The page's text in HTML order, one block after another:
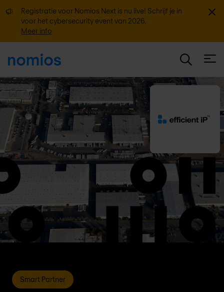
Registratie voor Nomios Next is nu live! Schrijf je in
voor het cybersecurity event van 2026.
Meer info
Home
... EfficientIP
Smart Partner